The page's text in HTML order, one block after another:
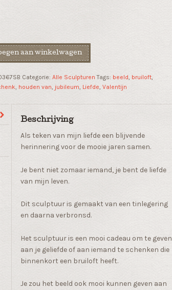
aan winkelwagen
Categorie: Alle Sculpturen Tags: beeld, bruiloft,
, houden van, jubileum, Liefde, Valentijn
Beschrijving
Als teken van mijn liefde een blijvende
herinnering voor de mooie jaren samen.
Je bent niet zomaar iemand, je bent de liefde
van mijn leven.
Dit sculptuur is gemaakt van een tinlegering
en daarna verbronsd.
Het sculptuur is een mooi cadeau om te geven
aan je geliefde of aan iemand te schenken die
binnenkort een bruiloft heeft.
Je zou het beeld ook mooi kunnen geven aan